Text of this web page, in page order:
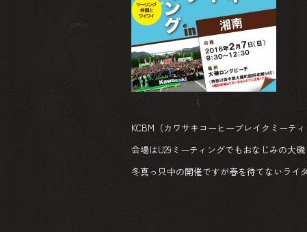
KCBM（カワサキコーヒーブレイクミーテ
会場はU29ミーティングでもおなじみの大
冬真っ只中の開催ですが春を待てないライ